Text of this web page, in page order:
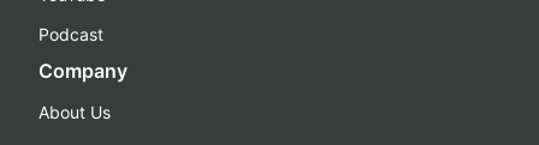
Podcast
Company
About Us